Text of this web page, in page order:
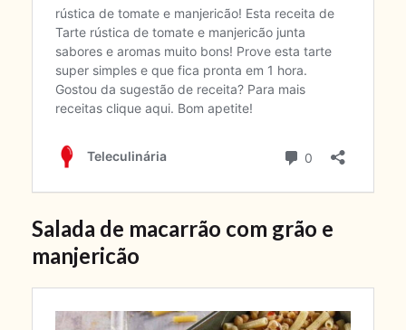
Salada de macarrão com grão e
manjericão